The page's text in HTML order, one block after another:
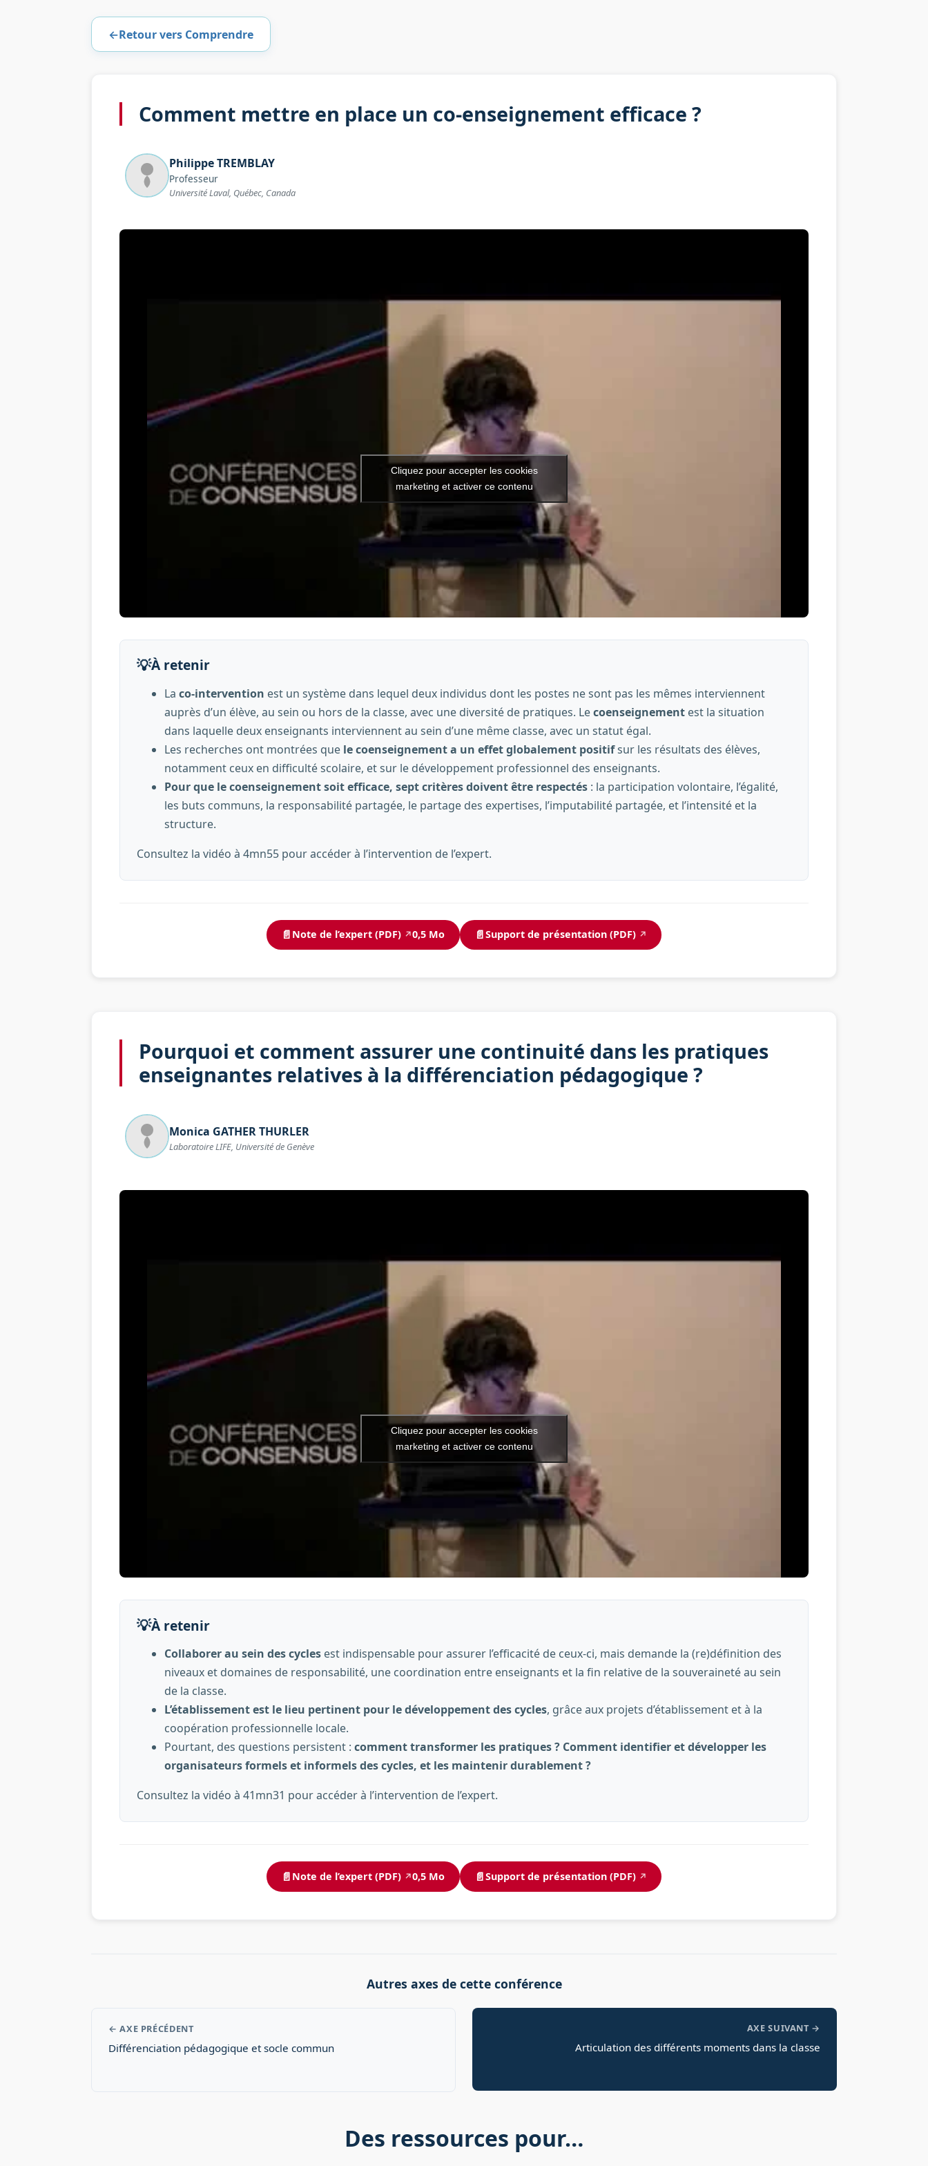
←Retour vers Comprendre
Comment mettre en place un co-enseignement efficace ?
PhilippeTREMBLAY
Professeur
Université Laval, Québec, Canada
Vidéo de l’intervention : Comment mettre en place un co-enseignement efficace ?
Cliquez pour accepter les cookies
marketing et activer ce contenu
💡À retenir
La co-intervention est un système dans lequel deux individus dont les postes ne sont pas les mêmes interviennent
auprès d’un élève, au sein ou hors de la classe, avec une diversité de pratiques. Lecoenseignement est la situation
dans laquelle deux enseignants interviennent au sein d’une même classe, avec un statut égal.
Les recherches ont montrées que le coenseignement a un effet globalement positifsur les résultats des élèves,
notamment ceux en difficulté scolaire, et sur le développement professionnel des enseignants.
Pour que le coenseignement soit efficace, sept critères doivent être respectés : la participation volontaire, l’égalité,
les buts communs, la responsabilité partagée, le partage des expertises, l’imputabilité partagée, et l’intensité et la
structure.
Consultez la vidéo à 4mn55 pour accéder à l’intervention de l’expert.
📄 Note de l’expert (PDF) ↗0,5 Mo 📄Support de présentation (PDF) ↗
Pourquoi et comment assurer une continuité dans les pratiques
enseignantes relatives à la différenciation pédagogique ?
Monica GATHER THURLER
Laboratoire LIFE, Université de Genève
Vidéo de l’intervention : Pourquoi et comment assurer une continuité dans les
Cliquez pour accepter les cookies
marketing et activer ce contenu
💡À retenir
Collaborer au sein des cycles est indispensable pour assurer l’efficacité de ceux-ci, mais demande la (re)définition des
niveaux et domaines de responsabilité, une coordination entre enseignants et la fin relative de la souveraineté au sein
de la classe.
L’établissement est le lieu pertinent pour le développement des cycles, grâce aux projets d’établissement et à la
coopération professionnelle locale.
Pourtant, des questions persistent : comment transformer les pratiques ? Comment identifier et développer les
organisateurs formels et informels des cycles, et les maintenir durablement ?
Consultez la vidéo à 41mn31 pour accéder à l’intervention de l’expert.
📄 Note de l’expert (PDF) ↗0,5 Mo 📄Support de présentation (PDF) ↗
Autres axes de cette conférence
← AXE PRÉCÉDENT
Différenciation pédagogique et socle commun
AXE SUIVANT →
Articulation des différents moments dans la classe
Des ressources pour…